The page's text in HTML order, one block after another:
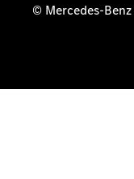
© Mercedes-